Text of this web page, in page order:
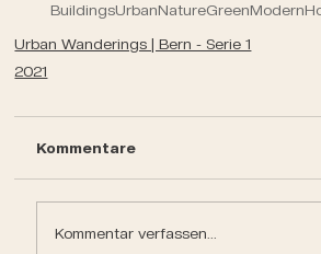
BuildingsUrbanNatureGreenModern
Urban Wanderings | Bern - Serie 1
2021
Kommentare
Kommentar verfassen...